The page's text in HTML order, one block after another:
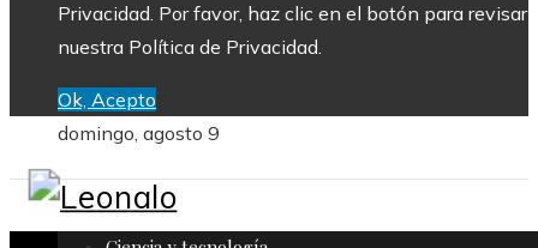
Privacidad. Por favor, haz clic en el botón para revisar
nuestra Política de Privacidad.
Ok, Acepto
domingo, agosto 9